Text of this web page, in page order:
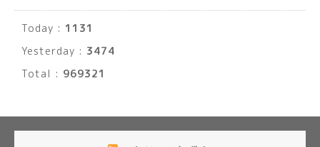
Today : 1131
Yesterday : 3474
Total : 969321